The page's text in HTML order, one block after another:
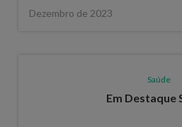
Dezembro de 2023
Saúde
Em Destaque